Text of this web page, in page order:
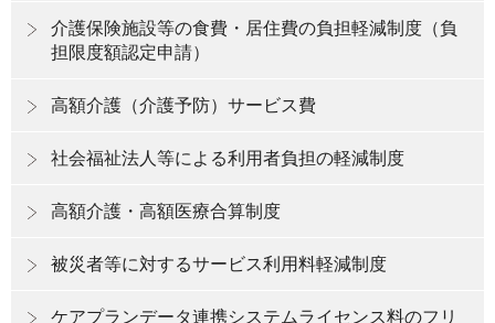
介護保険施設等の食費・居住費の負担軽減制度（負
担限度額認定申請）
高額介護（介護予防）サービス費
社会福祉法人等による利用者負担の軽減制度
高額介護・高額医療合算制度
被災者等に対するサービス利用料軽減制度
ケアプランデータ連携システムライセンス料のフリ